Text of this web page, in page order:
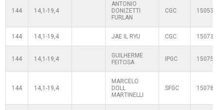
144 14,1-19,4
ANTONIO
DONIZETTI
FURLAN
CGC
144 14,1-19,4 JAE IL RYU CGC
144 14,1-19,4
GUILHERME
FEITOSA
IPGC
144 14,1-19,4
MARCELO
DOLL
MARTINELLI
SFGC